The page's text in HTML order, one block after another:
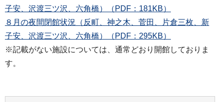
子安、沢渡三ツ沢、六角橋）（PDF：181KB）
８月の夜間閉館状況（反町、神之木、菅田、片倉三枚、新
子安、沢渡三ツ沢、六角橋）（PDF：295KB）
※記載がない施設については、通常どおり開館しておりま
す。